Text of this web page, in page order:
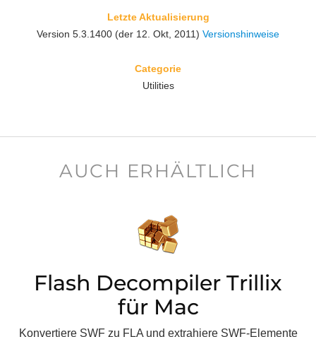
Letzte Aktualisierung
Version 5.3.1400 (der 12. Okt, 2011) Versionshinweise
Categorie
Utilities
AUCH ERHÄLTLICH
Flash Decompiler Trillix
für Mac
Konvertiere SWF zu FLA und extrahiere SWF-Elemente